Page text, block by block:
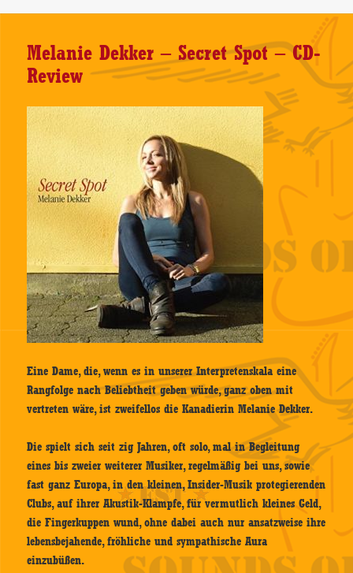
Melanie Dekker – Secret Spot – CD-
Review
Eine Dame, die, wenn es in unserer Interpretenskala eine
Rangfolge nach Beliebtheit geben würde, ganz oben mit
vertreten wäre, ist zweifellos die Kanadierin Melanie Dekker.
Die spielt sich seit zig Jahren, oft solo, mal in Begleitung
eines bis zweier weiterer Musiker, regelmäßig bei uns, sowie
fast ganz Europa, in den kleinen, Insider-Musik protegierenden
Clubs, auf ihrer Akustik-Klampfe, für vermutlich kleines Geld,
die Fingerkuppen wund, ohne dabei auch nur ansatzweise ihre
lebensbejahende, fröhliche und sympathische Aura
einzubüßen.